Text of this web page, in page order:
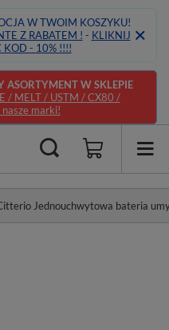
W TWOIM KOSZYKU!
Z RABATEM ! - KLIKNIJ
KOD - 10% !!!!
ASORTYMENT W SKLEPIE
/ MELT / USTM / CX80 /
nasze marki!
Jednouchwytowa bateria